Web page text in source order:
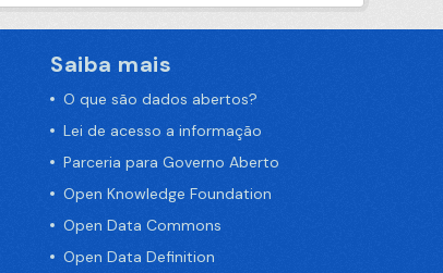
Saiba mais
O que são dados abertos?
Lei de acesso a informação
Parceria para Governo Aberto
Open Knowledge Foundation
Open Data Commons
Open Data Definition